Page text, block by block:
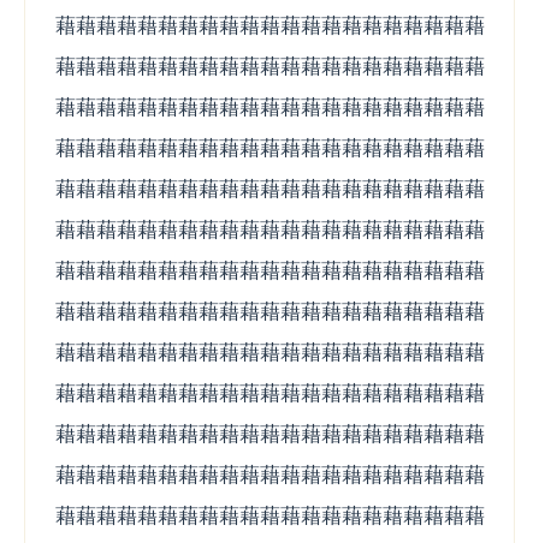
藉藉藉藉藉藉藉藉藉藉藉藉藉藉藉藉藉藉藉藉藉
藉藉藉藉藉藉藉藉藉藉藉藉藉藉藉藉藉藉藉藉藉
藉藉藉藉藉藉藉藉藉藉藉藉藉藉藉藉藉藉藉藉藉
藉藉藉藉藉藉藉藉藉藉藉藉藉藉藉藉藉藉藉藉藉
藉藉藉藉藉藉藉藉藉藉藉藉藉藉藉藉藉藉藉藉藉
藉藉藉藉藉藉藉藉藉藉藉藉藉藉藉藉藉藉藉藉藉
藉藉藉藉藉藉藉藉藉藉藉藉藉藉藉藉藉藉藉藉藉
藉藉藉藉藉藉藉藉藉藉藉藉藉藉藉藉藉藉藉藉藉
藉藉藉藉藉藉藉藉藉藉藉藉藉藉藉藉藉藉藉藉藉
藉藉藉藉藉藉藉藉藉藉藉藉藉藉藉藉藉藉藉藉藉
藉藉藉藉藉藉藉藉藉藉藉藉藉藉藉藉藉藉藉藉藉
藉藉藉藉藉藉藉藉藉藉藉藉藉藉藉藉藉藉藉藉藉
藉藉藉藉藉藉藉藉藉藉藉藉藉藉藉藉藉藉藉藉藉